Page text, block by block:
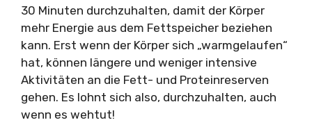
30 Minuten durchzuhalten, damit der Körper
mehr Energie aus dem Fettspeicher beziehen
kann. Erst wenn der Körper sich „warmgelaufen“
hat, können längere und weniger intensive
Aktivitäten an die Fett- und Proteinreserven
gehen. Es lohnt sich also, durchzuhalten, auch
wenn es wehtut!